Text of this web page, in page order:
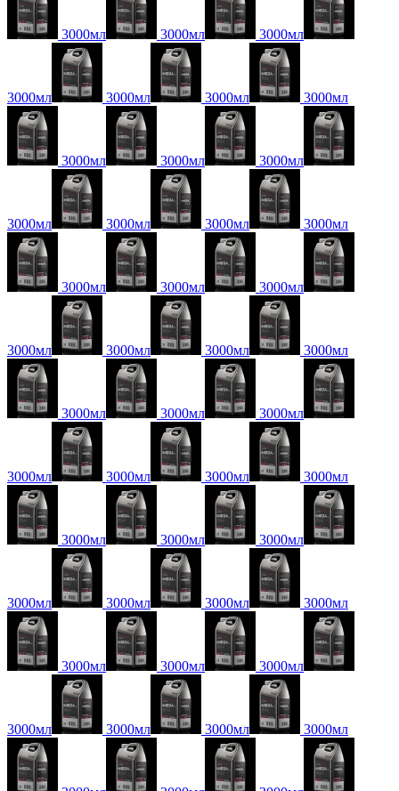
3000мл 3000мл 3000мл
3000мл 3000мл 3000мл 3000мл
3000мл 3000мл 3000мл
3000мл 3000мл 3000мл 3000мл
3000мл 3000мл 3000мл
3000мл 3000мл 3000мл 3000мл
3000мл 3000мл 3000мл
3000мл 3000мл 3000мл 3000мл
3000мл 3000мл 3000мл
3000мл 3000мл 3000мл 3000мл
3000мл 3000мл 3000мл
3000мл 3000мл 3000мл 3000мл